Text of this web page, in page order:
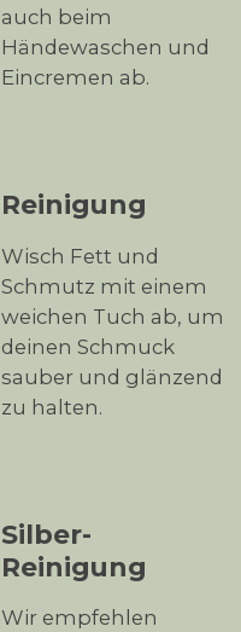
auch beim
Händewaschen und
Eincremen ab.
Reinigung
Wisch Fett und
Schmutz mit einem
weichen Tuch ab, um
deinen Schmuck
sauber und glänzend
zu halten.
Silber-
Reinigung
Wir empfehlen